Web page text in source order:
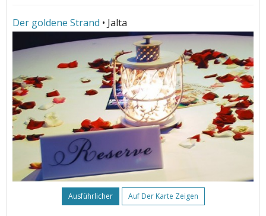
Der goldene Strand • Jalta
Ausführlicher Auf Der Karte Zeigen